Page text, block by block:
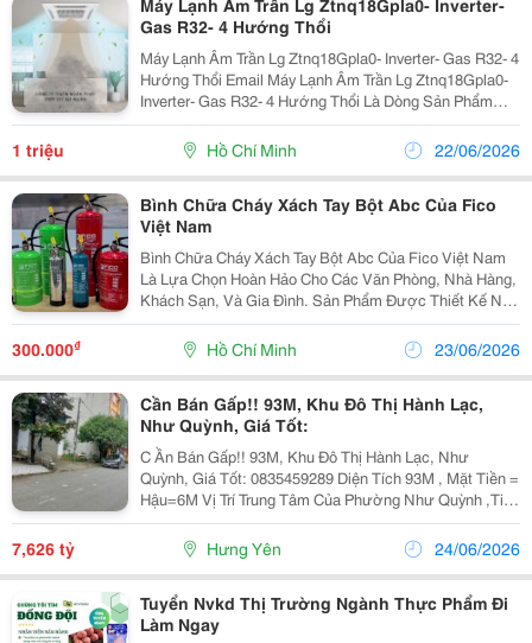
Máy Lạnh Âm Trần Lg Ztnq18Gpla0- Inverter-
Gas R32- 4 Hướng Thổi
Máy Lạnh Âm Trần Lg Ztnq18Gpla0- Inverter- Gas R32- 4
Hướng Thổi Email Máy Lạnh Âm Trần Lg Ztnq18Gpla0-
Inverter- Gas R32- 4 Hướng Thổi Là Dòng Sản Phẩm
Cao Cấp Được Ưa Chuộng Trong Các Công Trình Văn
Phòng, Nhà Hàng, Khách Sạn Mã Sản...
1 triệu Hồ Chí Minh 22/06/2026
Bình Chữa Cháy Xách Tay Bột Abc Của Fico
Việt Nam
Bình Chữa Cháy Xách Tay Bột Abc Của Fico Việt Nam
Là Lựa Chọn Hoàn Hảo Cho Các Văn Phòng, Nhà Hàng,
Khách Sạn, Và Gia Đình. Sản Phẩm Được Thiết Kế Nhỏ
Gọn, Dễ Sử Dụng Và Hiệu Quả Cao Trong Việc Dập Tắt
Các Đám Cháy. Tính Năng Nổi Bật - Dễ Sử...
300.000₫ Hồ Chí Minh 23/06/2026
Cần Bán Gấp!! 93M, Khu Đô Thị Hành Lạc,
Như Quỳnh, Giá Tốt:
C Ần Bán Gấp!! 93M, Khu Đô Thị Hành Lạc, Như
Quỳnh, Giá Tốt: 0835459289 Diện Tích 93M , Mặt Tiền =
Hậu=6M Vị Trí Trung Tâm Của Phường Như Quỳnh ,Tiện
Ích Xung Quanh Khỏi Phải Bàn Đến, Nhà Hàng, Khách
Sạn Trường Học, Khu Vui Chơi........ Để Ở...
7,626 tỷ Hưng Yên 24/06/2026
Tuyển Nvkd Thị Trường Ngành Thực Phẩm Đi
Làm Ngay